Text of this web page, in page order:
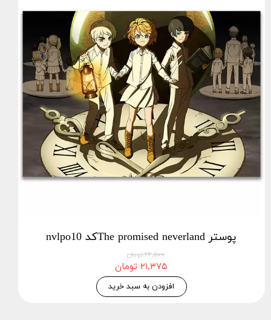
پوستر The promised neverlandکد nvlpo10
۲۲,۵۰۰ تومان
۲۱,۳۷۵ تومان
افزودن به سبد خرید